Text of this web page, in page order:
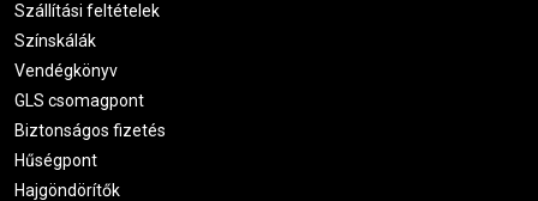
Szállítási feltételek
Színskálák
Vendégkönyv
GLS csomagpont
Biztonságos fizetés
Hűségpont
Hajgöndörítők